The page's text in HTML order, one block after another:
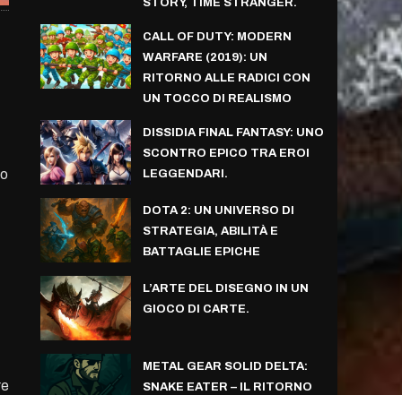
CALL OF DUTY: MODERN
WARFARE (2019): UN
RITORNO ALLE RADICI CON
UN TOCCO DI REALISMO
DISSIDIA FINAL FANTASY: UNO
SCONTRO EPICO TRA EROI
LEGGENDARI.
DOTA 2: UN UNIVERSO DI
STRATEGIA, ABILITÀ E
BATTAGLIE EPICHE
L’ARTE DEL DISEGNO IN UN
GIOCO DI CARTE.
METAL GEAR SOLID DELTA:
SNAKE EATER – IL RITORNO